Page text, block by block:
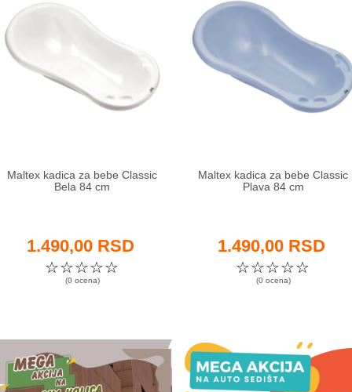
Maltex kadica za bebe Classic
Bela 84 cm
1.490,00 RSD
☆
☆
☆
☆
☆
(0 ocena)
Maltex kadica za bebe Classic
Plava 84 cm
1.490,00 RSD
☆
☆
☆
☆
☆
(0 ocena)